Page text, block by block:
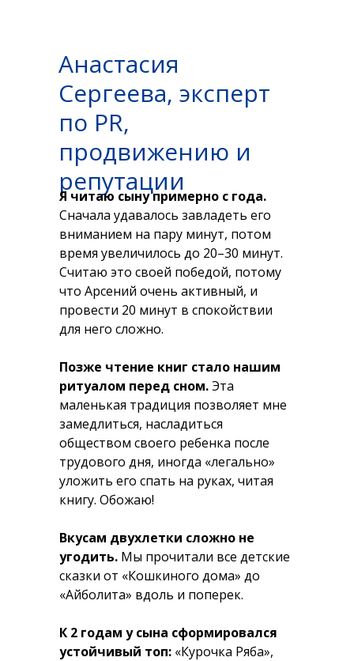
Анастасия
Сергеева, эксперт
по PR,
продвижению и
репутации
Я читаю сыну примерно с года.
Сначала удавалось завладеть его
вниманием на пару минут, потом
время увеличилось до 20–30 минут.
Считаю это своей победой, потому
что Арсений очень активный, и
провести 20 минут в спокойствии
для него сложно.
Позже чтение книг стало нашим
ритуалом перед сном.Эта
маленькая традиция позволяет мне
замедлиться, насладиться
обществом своего ребенка после
трудового дня, иногда «легально»
уложить его спать на руках, читая
книгу. Обожаю!
Вкусам двухлетки сложно не
угодить. Мы прочитали все детские
сказки от «Кошкиного дома» до
«Айболита» вдоль и поперек.
К 2 годам у сына сформировался
устойчивый топ: «Курочка Ряба»,